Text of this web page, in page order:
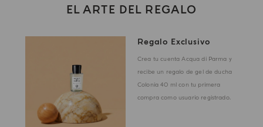
EL ARTE DEL REGALO
Regalo Exclusivo
Crea tu cuenta Acqua di Parma y
recibe un regalo de gel de ducha
Colonia 40 ml con tu primera
compra como usuario registrado.